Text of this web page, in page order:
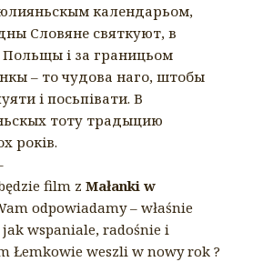
юлияньскым календарьом,
Словяне святкуют, в
і за границьом
– то чудова наго, штобы
і посьпівати. В
тоту традыцию
років.
film zMałanki w
odpowiadamy – właśnie
jak wspaniale, radośnie i
Łemkowie weszli w nowy rok ?